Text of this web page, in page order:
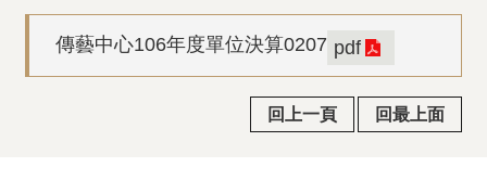
傳藝中心106年度單位決算0207 pdf
回上一頁 回最上面